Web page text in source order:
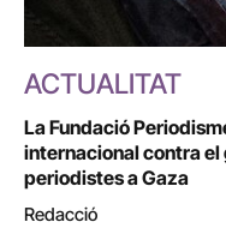
ACTUALITAT
La Fundació
internacional contra el
periodistes a Gaza
Redacció